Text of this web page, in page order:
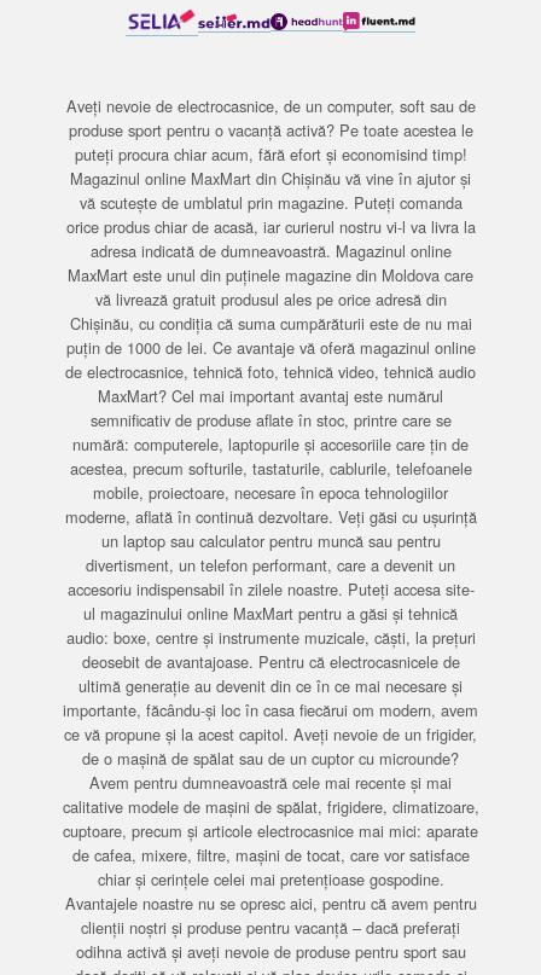
Aveți nevoie de electrocasnice, de un computer, soft sau de
produse sport pentru o vacanță activă? Pe toate acestea le
puteți procura chiar acum, fără efort și economisind timp!
Magazinul online MaxMart din Chișinău vă vine în ajutor și
vă scutește de umblatul prin magazine. Puteți comanda
orice produs chiar de acasă, iar curierul nostru vi-l va livra la
adresa indicată de dumneavoastră. Magazinul online
MaxMart este unul din puținele magazine din Moldova care
vă livrează gratuit produsul ales pe orice adresă din
Chișinău, cu condiția că suma cumpărăturii este de nu mai
puțin de 1000 de lei. Ce avantaje vă oferă magazinul online
de electrocasnice, tehnică foto, tehnică video, tehnică audio
MaxMart? Cel mai important avantaj este numărul
semnificativ de produse aflate în stoc, printre care se
numără: computerele, laptopurile și accesoriile care țin de
acestea, precum softurile, tastaturile, cablurile, telefoanele
mobile, proiectoare, necesare în epoca tehnologiilor
moderne, aflată în continuă dezvoltare. Veți găsi cu ușurință
un laptop sau calculator pentru muncă sau pentru
divertisment, un telefon performant, care a devenit un
accesoriu indispensabil în zilele noastre. Puteți accesa site-
ul magazinului online MaxMart pentru a găsi și tehnică
audio: boxe, centre și instrumente muzicale, căști, la prețuri
deosebit de avantajoase. Pentru că electrocasnicele de
ultimă generație au devenit din ce în ce mai necesare și
importante, făcându-și loc în casa fiecărui om modern, avem
ce vă propune și la acest capitol. Aveți nevoie de un frigider,
de o mașină de spălat sau de un cuptor cu microunde?
Avem pentru dumneavoastră cele mai recente și mai
calitative modele de mașini de spălat, frigidere, climatizoare,
cuptoare, precum și articole electrocasnice mai mici: aparate
de cafea, mixere, filtre, mașini de tocat, care vor satisface
chiar și cerințele celei mai pretențioase gospodine.
Avantajele noastre nu se opresc aici, pentru că avem pentru
clienții noștri și produse pentru vacanță – dacă preferați
odihna activă și aveți nevoie de produse pentru sport sau